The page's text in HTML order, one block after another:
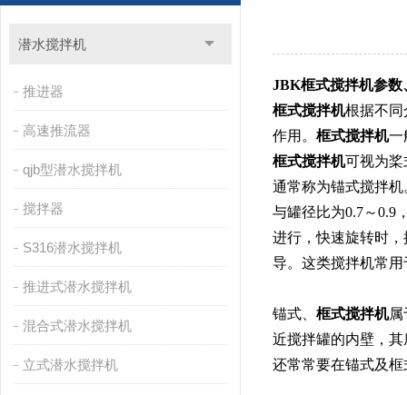
潜水搅拌机
推进器
高速推流器
qjb型潜水搅拌机
搅拌器
S316潜水搅拌机
推进式潜水搅拌机
混合式潜水搅拌机
立式潜水搅拌机
JBK框式搅拌机参数
框式搅拌机根据不同
作用。 框式搅拌机一
框式搅拌机可视为桨
通常称为锚式搅拌机
与罐径比为0.7～0.9
进行，快速旋转时
导。这类搅拌机常
锚式、 框式搅拌机属
近搅拌罐的内壁，
还常常要在锚式及